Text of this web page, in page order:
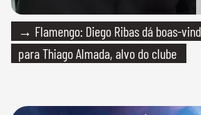
→ Flamengo: Diego Ribas dá boas-
para Thiago Almada, alvo do clube